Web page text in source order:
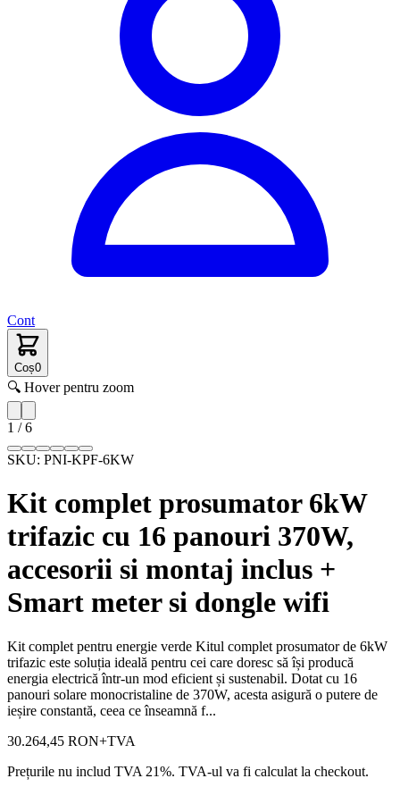
Cont
Coș0
🔍 Hover pentru zoom
1 /6
SKU: PNI-KPF-6KW
Kit complet prosumator 6kW
trifazic cu 16 panouri 370W,
accesorii si montaj inclus +
Smart meter si dongle wifi
Kit complet pentru energie verde Kitul complet prosumator de 6kW
trifazic este soluția ideală pentru cei care doresc să își producă
energia electrică într-un mod eficient și sustenabil. Dotat cu 16
panouri solare monocristaline de 370W, acesta asigură o putere de
ieșire constantă, ceea ce înseamnă f...
30.264,45 RON+TVA
Prețurile nu includ TVA 21%. TVA-ul va fi calculat la checkout.